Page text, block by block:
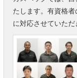
たします。有資格
に対応させていただ